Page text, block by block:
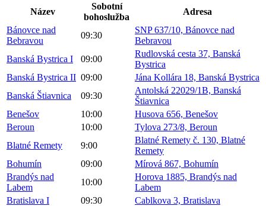
Název
Sobotní
bohoslužba
Adresa
Bánovce nad
Bebravou
09:30
SNP 637/10, Bánovce nad
Bebravou
Banská Bystrica I
09:00
Rudlovská cesta 37, Banská
Bystrica
Banská Bystrica II 09:00
Jána Kollára 18, Banská Bystrica
Banská Štiavnica
09:30
Antolská 22029/1B, Banská
Štiavnica
Benešov
10:00
Husova 656, Benešov
Beroun
10:00
Tylova 273/8, Beroun
Blatné Remety
9:00
Blatné Remety č. 130, Blatné
Remety
Bohumín
09:00
Mírová 867, Bohumín
Brandýs nad
Labem
10:00
Horova 1885, Brandýs nad
Labem
Bratislava I
09:30
Cablkova 3, Bratislava